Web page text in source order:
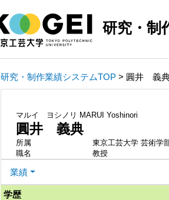
研究・制
研究・制作業績システムTOP > 圓井 義
マルイ ヨシノリ MARUI Yoshinori
圓井 義典
所属
東京工芸大学 芸術学
職名
教授
業績
学歴